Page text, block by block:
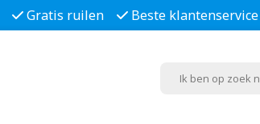
Gratis ruilen Beste klantenservice